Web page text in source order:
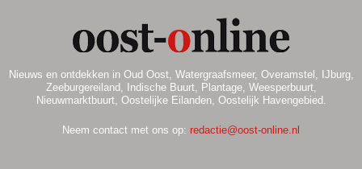
Nieuws en ontdekken in Oud Oost, Watergraafsmeer, Overamstel, IJburg,
Zeeburgereiland, Indische Buurt, Plantage, Weesperbuurt,
Nieuwmarktbuurt, Oostelijke Eilanden, Oostelijk Havengebied.
Neem contact met ons op: redactie@oost-online.nl